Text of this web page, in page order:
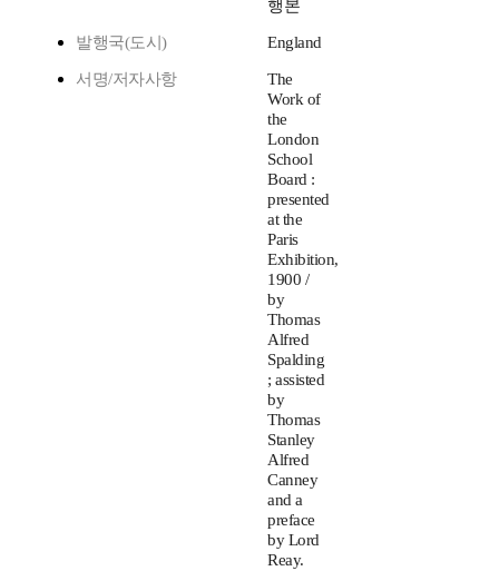
행본
발행국(도시) England
서명/저자사항
The
Work of
the
London
School
Board :
presented
at the
Paris
Exhibition,
1900 /
by
Thomas
Alfred
Spalding
; assisted
by
Thomas
Stanley
Alfred
Canney
and a
preface
by Lord
Reay.